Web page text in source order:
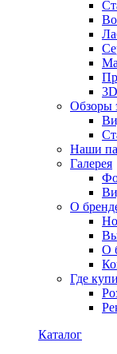
3D
Обзоры
Наши
Галерея
О
О
Где
Каталог